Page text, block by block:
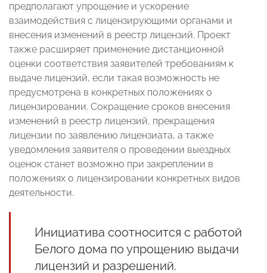
предполагают упрощение и ускорение
взаимодействия с лицензирующими органами и
внесения изменений в реестр лицензий. Проект
также расширяет применение дистанционной
оценки соответствия заявителей требованиям к
выдаче лицензий, если такая возможность не
предусмотрена в конкретных положениях о
лицензировании. Сокращение сроков внесения
изменений в реестр лицензий, прекращения
лицензии по заявлению лицензиата, а также
уведомления заявителя о проведении выездных
оценок станет возможно при закреплении в
положениях о лицензировании конкретных видов
деятельности.
Инициатива соотносится с работой
Белого дома по упрощению выдачи
лицензий и разрешений.